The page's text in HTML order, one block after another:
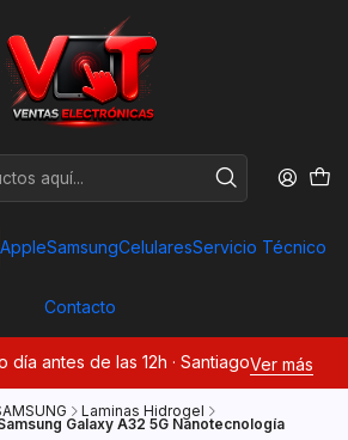
AppleSamsungCelularesServicio Técnico
Contacto
día antes de las 12h · SantiagoVer más
Laminas Hidrogel
Galaxy A32 5G Nanotecnología